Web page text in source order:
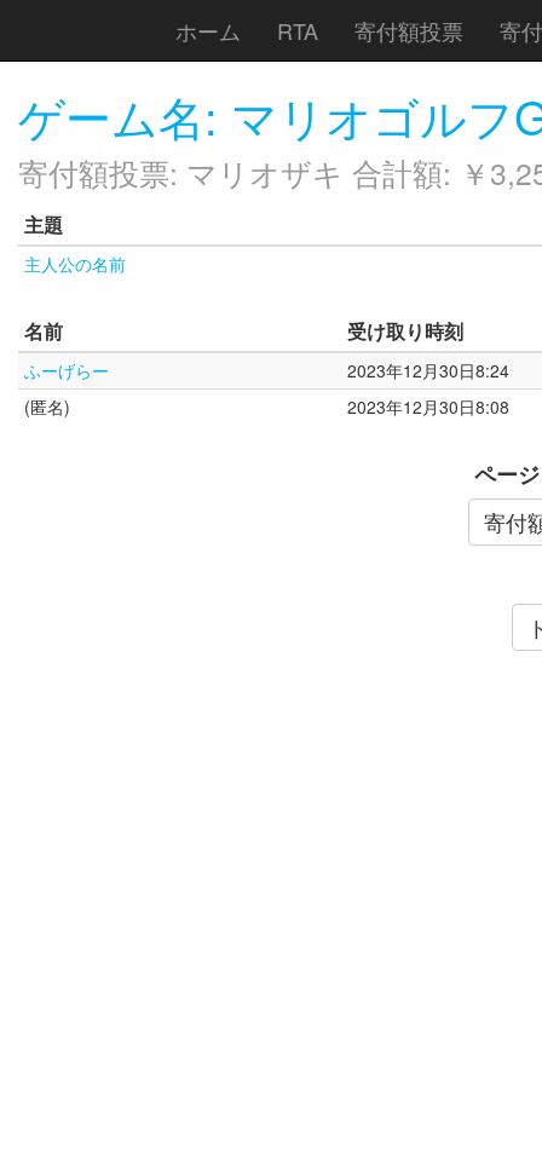
ホーム RTA 寄付額投票 寄
ゲーム名: マリオゴルフ
寄付額投票: マリオザキ 合計額: ￥
主題
主人公の名前
名前 受け取り時刻
ふーげらー
2023年12月30日8:24
(匿名)
2023年12月30日8:08
ページ
寄付